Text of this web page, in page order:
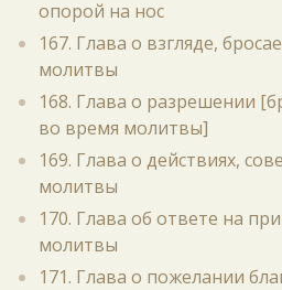
опорой на нос
167. Глава о взгляде,
молитвы
168. Глава о разрешении
во время молитвы]
169. Глава о действиях,
молитвы
170. Глава об ответе на
молитвы
171. Глава о пожелании